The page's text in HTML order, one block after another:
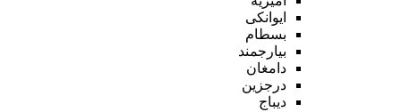
ایوانکی
بسطام
بیارجمند
دامغان
درجزین
دیباج